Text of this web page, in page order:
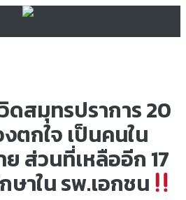
ดสมุทรปราการ 20
ตกใจ เป็นคนใน
ส่วนที่เหลืออีก 17
ษาใน รพ.เอกชน